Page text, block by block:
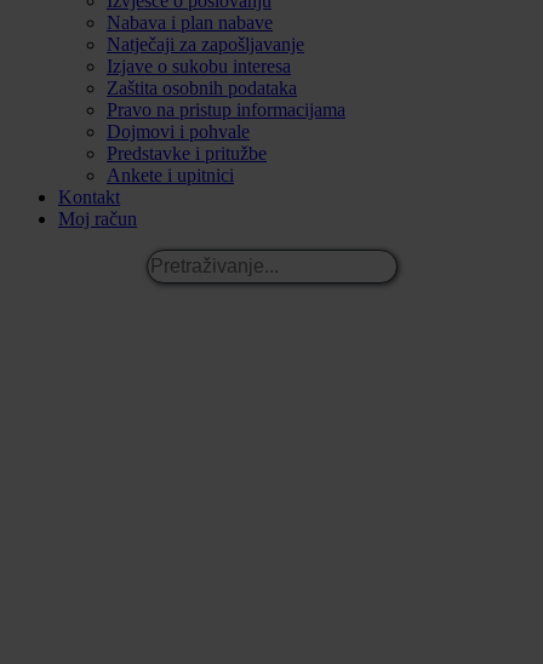
Nabava i plan nabave
Natječaji za zapošljavanje
Izjave o sukobu interesa
Zaštita osobnih podataka
Pravo na pristup informacijama
Dojmovi i pohvale
Predstavke i pritužbe
Ankete i upitnici
Kontakt
Moj račun
Pretraživanje...